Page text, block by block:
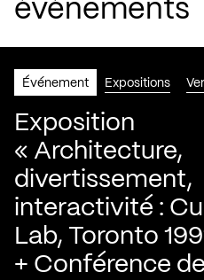
événements
Événement Expositions
Exposition
« Architecture,
divertissement,
interactivité :
Lab, Toronto
+ Conférence